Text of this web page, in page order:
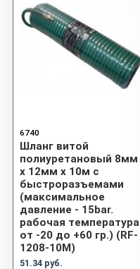
6740
Шланг витой
полиуретановый 8мм
х 12мм х 10м с
быстроразъемами
(максимальное
давление - 15bar.
рабочая температура
от -20 до +60 гр.) (RF-
1208-10M)
51.34 руб.